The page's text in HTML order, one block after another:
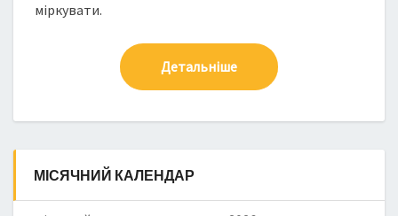
міркувати.
Детальніше
МІСЯЧНИЙ КАЛЕНДАР